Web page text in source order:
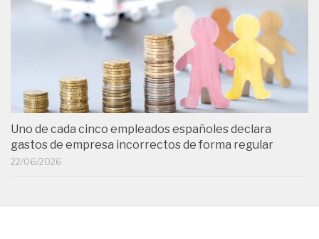
Uno de cada cinco empleados españoles declara
gastos de empresa incorrectos de forma regular
22/06/2026